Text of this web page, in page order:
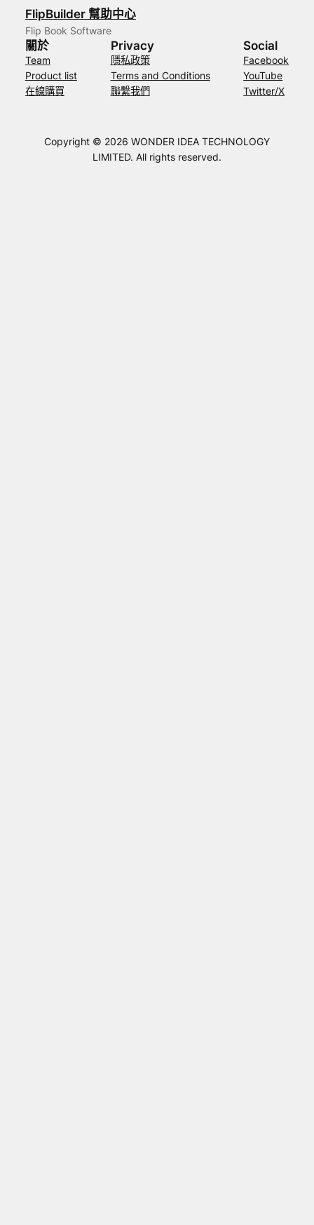
FlipBuilder 幫助中心
Flip Book Software
關於
Team
Product list
在線購買
Privacy
隱私政策
Terms and Conditions
聯繫我們
Social
Facebook
YouTube
Twitter/X
Copyright © 2026 WONDER IDEA TECHNOLOGY
LIMITED. All rights reserved.